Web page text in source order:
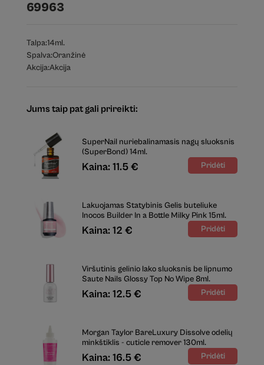
69963
Talpa:14ml.
Spalva:Oranžinė
Akcija:Akcija
Jums taip pat gali prireikti:
SuperNail nuriebalinamasis nagų sluoksnis
(SuperBond) 14ml.
Kaina: 11.5 €
Lakuojamas Statybinis Gelis buteliuke
Inocos Builder In a Bottle Milky Pink 15ml.
Kaina: 12 €
Viršutinis gelinio lako sluoksnis be lipnumo
Saute Nails Glossy Top No Wipe 8ml.
Kaina: 12.5 €
Morgan Taylor BareLuxury Dissolve odelių
minkštiklis - cuticle remover 130ml.
Kaina: 16.5 €